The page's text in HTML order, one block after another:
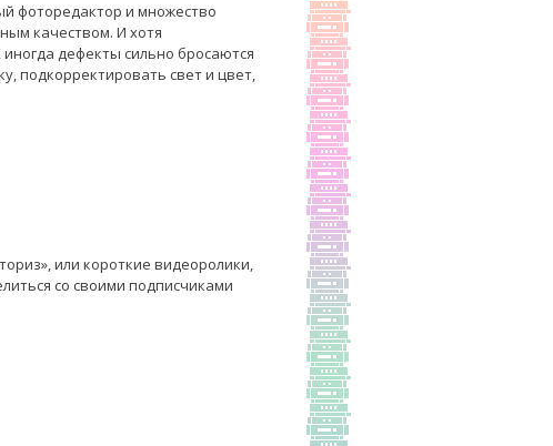
фоторедактор и множество
качеством. И хотя
дефекты сильно бросаются
подкорректировать свет и цвет,
или короткие видеоролики,
со своими подписчиками